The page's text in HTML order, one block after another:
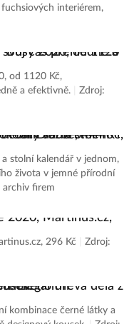
interiérem,
od 1120 Kč,
a efektivně.
Zdroj:
stolní kalendář v jednom,
života v jemné přírodní
archiv firem
296 Kč
Zdroj:
kombinace černé látky a